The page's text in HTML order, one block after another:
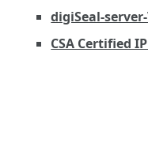
digiSeal-
CSA Certified